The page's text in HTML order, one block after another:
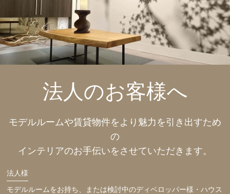
法人のお客様へ
モデルルームや賃貸物件を より魅力を引き出すため
の
インテリアのお手伝いをさせていただきます。
法人様
モデルルームをお持ち、または検討中のディベロッパー様・ハウス